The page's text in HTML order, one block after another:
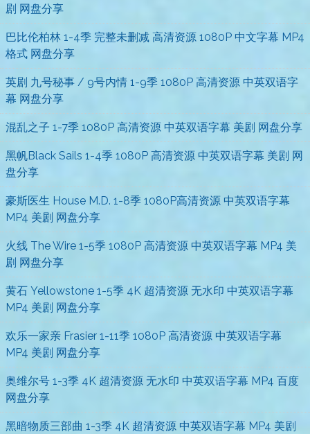
剧 网盘分享
巴比伦柏林 1-4季 完整未删减 高清资源 1080P 中文字幕 MP4
格式 网盘分享
英剧 九号秘事 / 9号内情 1-9季 1080P 高清资源 中英双语字
幕 网盘分享
混乱之子 1-7季 1080P 高清资源 中英双语字幕 美剧 网盘分享
黑帆Black Sails 1-4季 1080P 高清资源 中英双语字幕 美剧 网
盘分享
豪斯医生 House M.D. 1-8季 1080P高清资源 中英双语字幕
MP4 美剧 网盘分享
火线 The Wire 1-5季 1080P 高清资源 中英双语字幕 MP4 美
剧 网盘分享
黄石 Yellowstone 1-5季 4K 超清资源 无水印 中英双语字幕
MP4 美剧 网盘分享
欢乐一家亲 Frasier 1-11季 1080P 高清资源 中英双语字幕
MP4 美剧 网盘分享
奥维尔号 1-3季 4K 超清资源 无水印 中英双语字幕 MP4 百度
网盘分享
黑暗物质三部曲 1-3季 4K 超清资源 中英双语字幕 MP4 美剧